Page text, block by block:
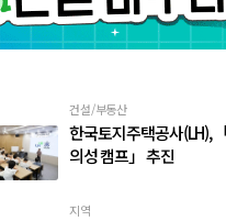
건설/부동산
한국토지주택공사(LH), 「2026 LH AI 창
의성 캠프」 추진
지역